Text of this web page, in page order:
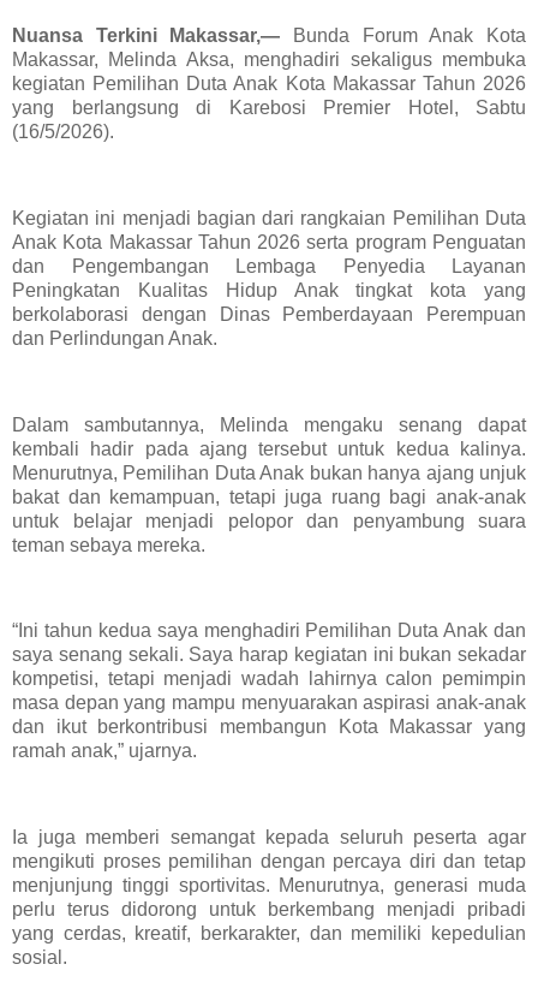
Nuansa Terkini Makassar,— Bunda Forum Anak Kota
Makassar, Melinda Aksa, menghadiri sekaligus membuka
kegiatan Pemilihan Duta Anak Kota Makassar Tahun 2026
yang berlangsung di Karebosi Premier Hotel, Sabtu
(16/5/2026).
Kegiatan ini menjadi bagian dari rangkaian Pemilihan Duta
Anak Kota Makassar Tahun 2026 serta program Penguatan
dan Pengembangan Lembaga Penyedia Layanan
Peningkatan Kualitas Hidup Anak tingkat kota yang
berkolaborasi dengan Dinas Pemberdayaan Perempuan
dan Perlindungan Anak.
Dalam sambutannya, Melinda mengaku senang dapat
kembali hadir pada ajang tersebut untuk kedua kalinya.
Menurutnya, Pemilihan Duta Anak bukan hanya ajang unjuk
bakat dan kemampuan, tetapi juga ruang bagi anak-anak
untuk belajar menjadi pelopor dan penyambung suara
teman sebaya mereka.
“Ini tahun kedua saya menghadiri Pemilihan Duta Anak dan
saya senang sekali. Saya harap kegiatan ini bukan sekadar
kompetisi, tetapi menjadi wadah lahirnya calon pemimpin
masa depan yang mampu menyuarakan aspirasi anak-anak
dan ikut berkontribusi membangun Kota Makassar yang
ramah anak,” ujarnya.
Ia juga memberi semangat kepada seluruh peserta agar
mengikuti proses pemilihan dengan percaya diri dan tetap
menjunjung tinggi sportivitas. Menurutnya, generasi muda
perlu terus didorong untuk berkembang menjadi pribadi
yang cerdas, kreatif, berkarakter, dan memiliki kepedulian
sosial.